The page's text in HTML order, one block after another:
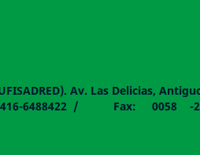
Av. Las Delicias,
- 0416-6488422 / Fax: 0058 -